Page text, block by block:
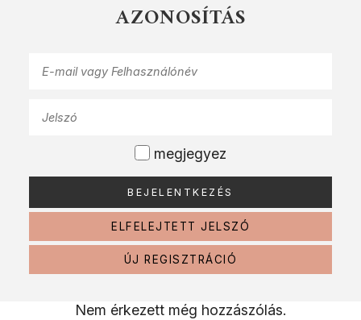
AZONOSÍTÁS
megjegyez
ELFELEJTETT JELSZÓ
ÚJ REGISZTRÁCIÓ
Nem érkezett még hozzászólás.